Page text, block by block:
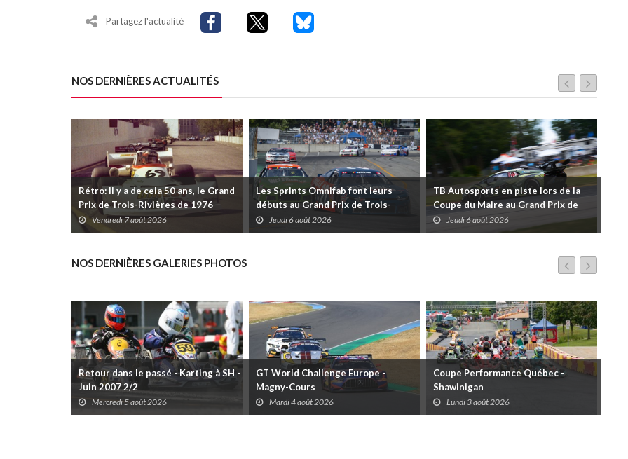
Partagez l'actualité
NOS DERNIÈRES ACTUALITÉS
Rétro: Il y a de cela 50 ans, le Grand
Prix de Trois-Rivières de 1976
Vendredi 7 août 2026
Les Sprints Omnifab font leurs
débuts au Grand Prix de Trois-
Rivières avec un format inspiré de
Daytona
Jeudi 6 août 2026
TB Autosports en piste lors de la
Coupe du Maire au Grand Prix de
Trois-Rivières
Jeudi 6 août 2026
NOS DERNIÈRES GALERIES PHOTOS
Retour dans le passé - Karting à SH -
Juin 2007 2/2
Mercredi 5 août 2026
GT World Challenge Europe -
Magny-Cours
Mardi 4 août 2026
Coupe Performance Québec -
Shawinigan
Lundi 3 août 2026